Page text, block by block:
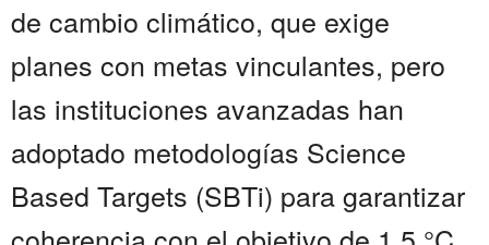
de cambio climático, que exige
planes con metas vinculantes, pero
las instituciones avanzadas han
adoptado metodologías Science
Based Targets (SBTi) para garantizar